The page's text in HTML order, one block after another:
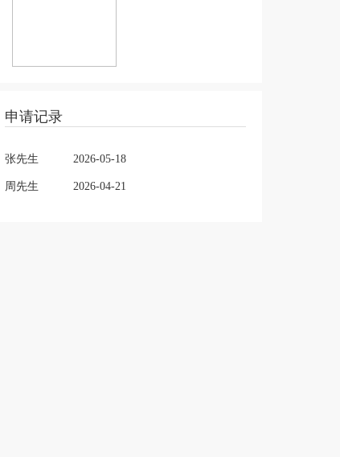
申请记录
张先生 2026-05-18
周先生 2026-04-21